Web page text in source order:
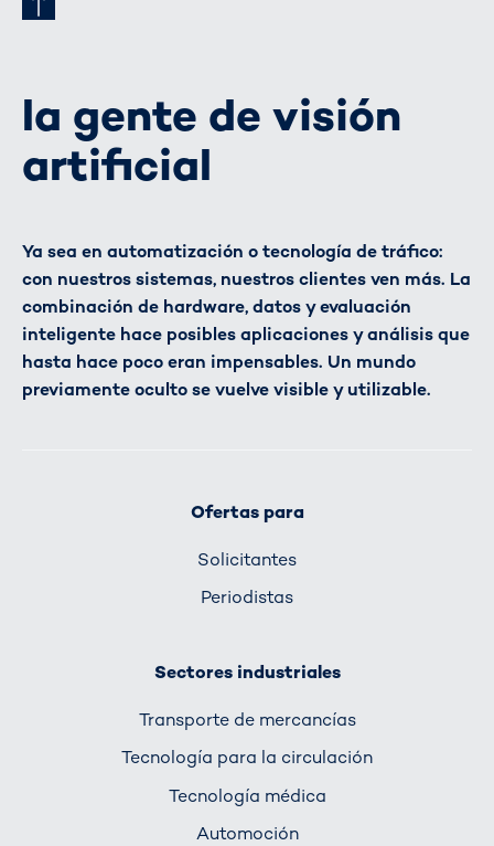
la gente de visión
artificial
Ya sea en automatización o tecnología de tráfico:
con nuestros sistemas, nuestros clientes ven más. La
combinación de hardware, datos y evaluación
inteligente hace posibles aplicaciones y análisis que
hasta hace poco eran impensables. Un mundo
previamente oculto se vuelve visible y utilizable.
Ofertas para
Solicitantes
Periodistas
Sectores industriales
Transporte de mercancías
Tecnología para la circulación
Tecnología médica
Automoción